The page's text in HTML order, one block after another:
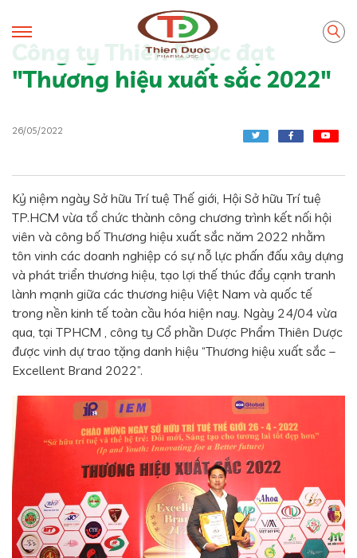
Công ty Thiên Dược đạt
"Thương hiệu xuất sắc 2022"
26/05/2022
Kỷ niệm ngày Sở hữu Trí tuệ Thế giới, Hội Sở hữu Trí tuệ
TP.HCM vừa tổ chức thành công chương trình kết nối hội
viên và công bố Thương hiệu xuất sắc năm 2022 nhằm
tôn vinh các doanh nghiệp có sự nỗ lực phấn đấu xây dựng
và phát triển thương hiệu, tạo lợi thế thúc đẩy cạnh tranh
lành mạnh giữa các thương hiệu Việt Nam và quốc tế
trong nền kinh tế toàn cầu hóa hiện nay. Ngày 24/04 vừa
qua, tại TPHCM , công ty Cổ phần Dược Phẩm Thiên Dược
được vinh dự trao tặng danh hiệu “Thương hiệu xuất sắc –
Excellent Brand 2022”.